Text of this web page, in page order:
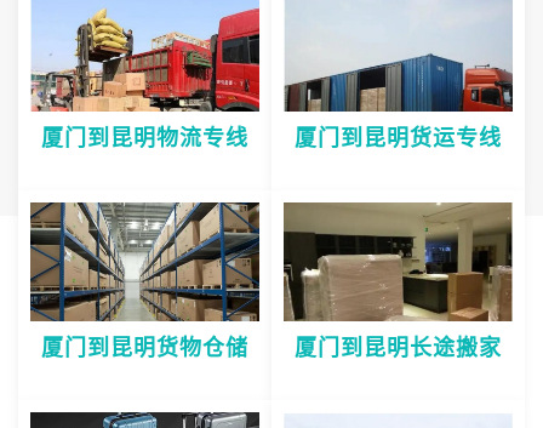
厦门到昆明物流专线 厦门到昆明货运专线
厦门到昆明货物仓储 厦门到昆明长途搬家